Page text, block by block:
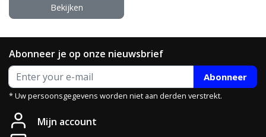
Bekijken
Abonneer je op onze nieuwsbrief
Abonneer
* Uw persoonsgegevens worden niet aan derden verstrekt.
Mijn account